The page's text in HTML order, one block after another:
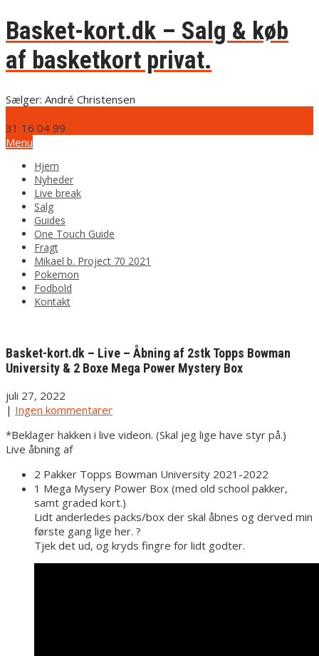
Basket-kort.dk – Salg & køb
af basketkort privat.
Sælger: André Christensen
31 16 04 99
Menu
Hjem
Nyheder
Live break
Salg
Guides
One Touch Guide
Fragt
Mikael b. Project 70 2021
Pokemon
Fodbold
Kontakt
Basket-kort.dk – Live – Åbning af 2stk Topps Bowman
University & 2 Boxe Mega Power Mystery Box
juli 27, 2022
| Ingen kommentarer
*Beklager hakken i live videon. (Skal jeg lige have styr på.)
Live åbning af
2 Pakker Topps Bowman University 2021-2022
1 Mega Mysery Power Box (med old school pakker,
samt graded kort.)
Lidt anderledes packs/box der skal åbnes og derved min
første gang lige her. ?
Tjek det ud, og kryds fingre for lidt godter.